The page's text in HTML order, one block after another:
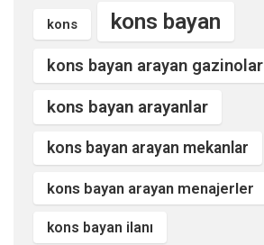
kons kons bayan
kons bayan arayan gazinolar
kons bayan arayanlar
kons bayan arayan mekanlar
kons bayan arayan menajerler
kons bayan ilanı